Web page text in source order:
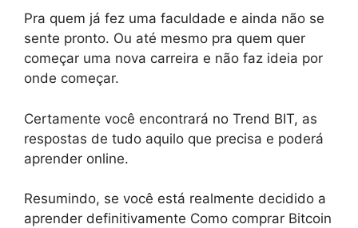
Pra quem já fez uma faculdade e ainda não se
sente pronto. Ou até mesmo pra quem quer
começar uma nova carreira e não faz ideia por
onde começar.
Certamente você encontrará no Trend BIT, as
respostas de tudo aquilo que precisa e poderá
aprender online.
Resumindo, se você está realmente decidido a
aprender definitivamente Como comprar Bitcoin